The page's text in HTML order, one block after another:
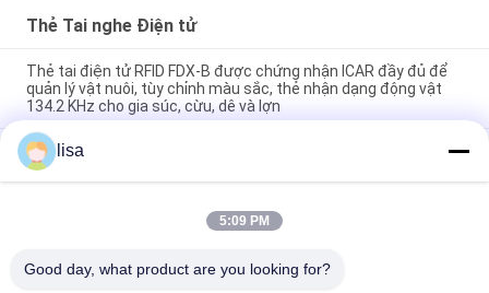
Thẻ Tai nghe Điện tử
Thẻ tai điện tử RFID FDX-B được chứng nhận ICAR đầy đủ để
quản lý vật nuôi, tùy chỉnh màu sắc, thẻ nhận dạng động vật
134.2 KHz cho gia súc, cừu, dê và lợn
Nhãn tai điện tử chống nước cho gia súc và lâu dài cho quản lý
động vật
FULL ICAR chứng nhận ET902 Custom TPU RFID Tags tai gia
súc với laser khắc đánh số thẻ nhận dạng động vật bền cho
lisa
5:09 PM
Good day, what product are you looking for?